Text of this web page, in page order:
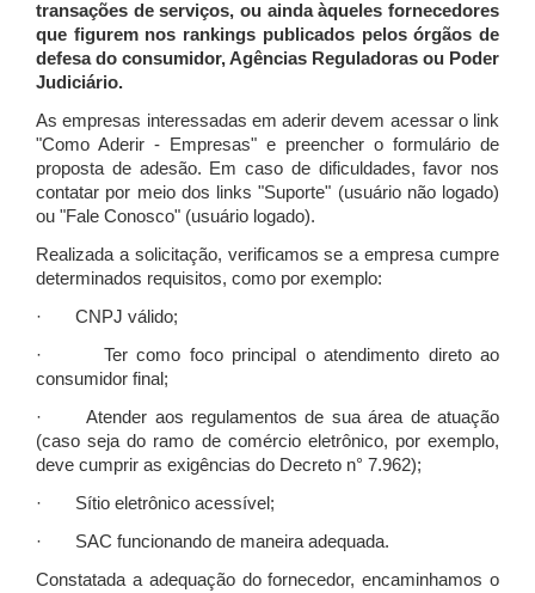
transações de serviços, ou ainda àqueles fornecedores
que figurem nos rankings publicados pelos órgãos de
defesa do consumidor, Agências Reguladoras ou Poder
Judiciário.
As empresas interessadas em aderir devem acessar o link
"Como Aderir - Empresas" e preencher o formulário de
proposta de adesão. Em caso de dificuldades, favor nos
contatar por meio dos links "Suporte" (usuário não logado)
ou "Fale Conosco" (usuário logado).
Realizada a solicitação, verificamos se a empresa cumpre
determinados requisitos, como por exemplo:
· CNPJ válido;
· Ter como foco principal o atendimento direto ao
consumidor final;
· Atender aos regulamentos de sua área de atuação
(caso seja do ramo de comércio eletrônico, por exemplo,
deve cumprir as exigências do Decreto n° 7.962);
· Sítio eletrônico acessível;
· SAC funcionando de maneira adequada.
Constatada a adequação do fornecedor, encaminhamos o